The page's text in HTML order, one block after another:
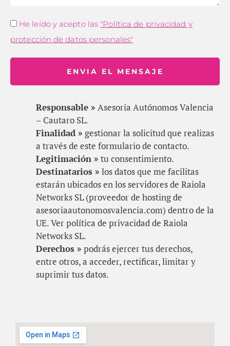
He leído y acepto las "Política de privacidad y
protección de datos personales"
ENVIA EL MENSAJE
Responsable » Asesoría Autónomos Valencia
– Cautaro SL.
Finalidad » gestionar la solicitud que realizas
a través de este formulario de contacto.
Legitimación » tu consentimiento.
Destinatarios » los datos que me facilitas
estarán ubicados en los servidores de Raiola
Networks SL (proveedor de hosting de
asesoriaautonomosvalencia.com) dentro de la
UE. Ver política de privacidad de Raiola
Networks SL.
Derechos » podrás ejercer tus derechos,
entre otros, a acceder, rectificar, limitar y
suprimir tus datos.